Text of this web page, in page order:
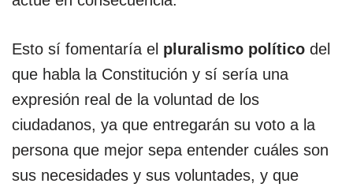
Esto sí fomentaría el pluralismo político del
que habla la Constitución y sí sería una
expresión real de la voluntad de los
ciudadanos, ya que entregarán su voto a la
persona que mejor sepa entender cuáles son
sus necesidades y sus voluntades, y que